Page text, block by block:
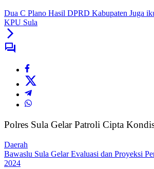
Dua C Plano Hasil DPRD Kabupaten Juga
KPU Sula
Polres Sula Gelar Patroli Cipta
Daerah
Bawaslu Sula Gelar Evaluasi dan Proyeksi
2024